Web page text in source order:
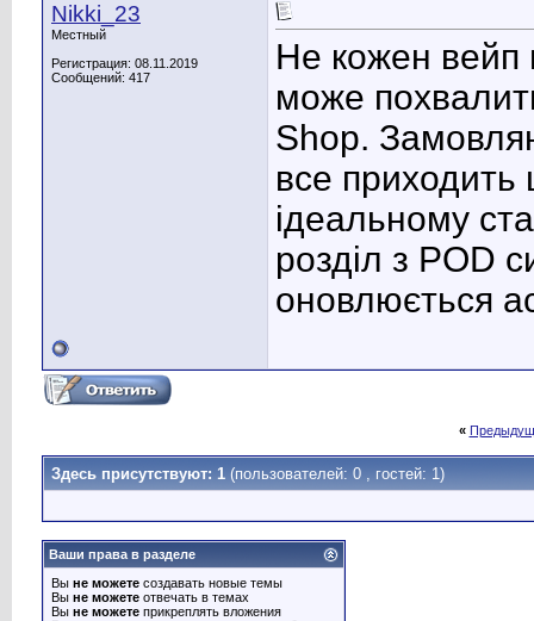
Nikki_23
Местный
Регистрация: 08.11.2019
Сообщений: 417
Не кожен вейп
може
Shop.
все приходить
ідеальному
розділ з POD
оновлюється
«
Здесь присутствуют: 1 (пользователей: 0 , гостей: 1)
Ваши права в разделе
Вы не можете создавать новые темы
Вы не можете отвечать в темах
Вы не можете прикреплять вложения